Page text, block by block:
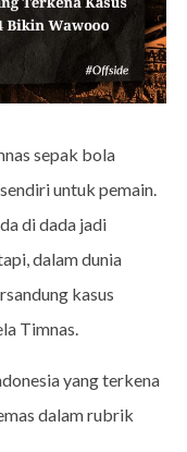
sepak bola
untuk pemain.
di dada jadi
dalam dunia
kasus
Timnas.
yang terkena
dalam rubrik